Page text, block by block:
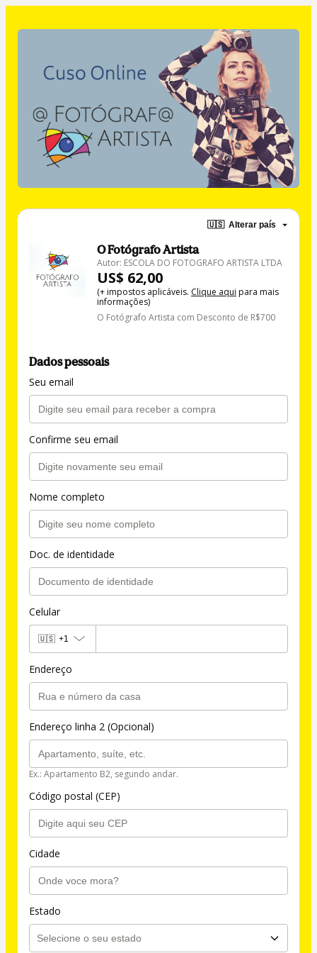
🇺🇸 Alterar país
O Fotógrafo Artista
Autor: ESCOLA DO FOTOGRAFO ARTISTA LTDA
US$ 62,00
(+ impostos aplicáveis. Clique aqui para mais
informações)
O Fotógrafo Artista com Desconto de R$700
Dados pessoais
Seu email
Confirme seu email
Nome completo
Doc. de identidade
Celular
🇺🇸 +1
Endereço
Endereço linha 2 (Opcional)
Ex.: Apartamento B2, segundo andar.
Código postal (CEP)
Cidade
Estado